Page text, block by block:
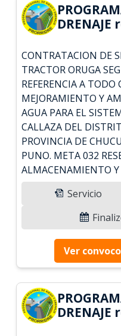
CONTRATACION DE
TRACTOR ORUGA
REFERENCIA A TODO
MEJORAMIENTO Y
AGUA PARA EL
CALLAZA DEL
PROVINCIA DE
PUNO. META 032
ALMACENAMIENTO Y
Servicio
Ver